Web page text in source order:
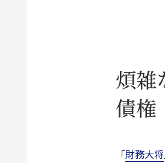
煩雑
債権
「財務大将